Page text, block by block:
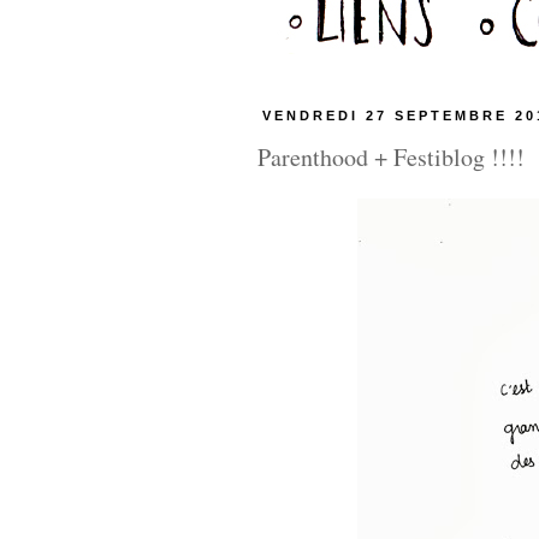
VENDREDI 27 SEPTEMBRE
Parenthood + Festiblog !!!!